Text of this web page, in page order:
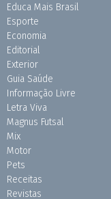
Educa Mais Brasil
Esporte
Economia
Editorial
Exterior
Guia Saúde
Informação Livre
Letra Viva
Magnus Futsal
Mix
Motor
Pets
Receitas
Revistas